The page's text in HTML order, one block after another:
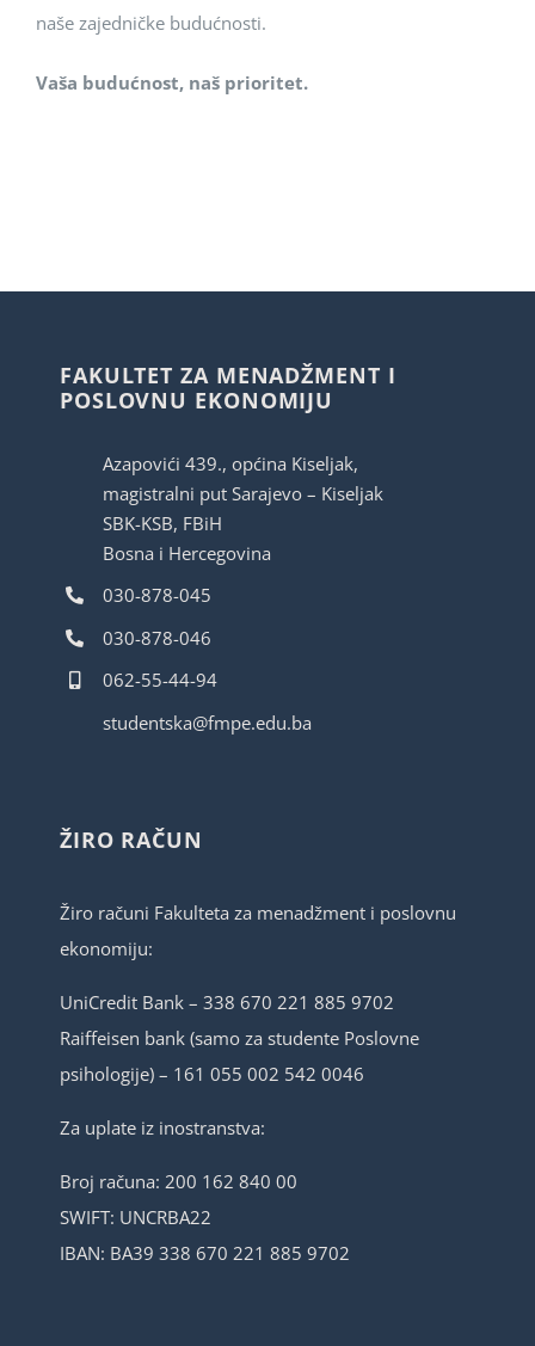
naše zajedničke budućnosti.
Vaša budućnost, naš prioritet.
FAKULTET ZA MENADŽMENT I
POSLOVNU EKONOMIJU
Azapovići 439., općina Kiseljak,
magistralni put Sarajevo – Kiseljak
SBK-KSB, FBiH
Bosna i Hercegovina
030-878-045
030-878-046
062-55-44-94
studentska@fmpe.edu.ba
ŽIRO RAČUN
Žiro računi Fakulteta za menadžment i poslovnu
ekonomiju:
UniCredit Bank – 338 670 221 885 9702
Raiffeisen bank (samo za studente Poslovne
psihologije) – 161 055 002 542 0046
Za uplate iz inostranstva:
Broj računa: 200 162 840 00
SWIFT: UNCRBA22
IBAN: BA39 338 670 221 885 9702